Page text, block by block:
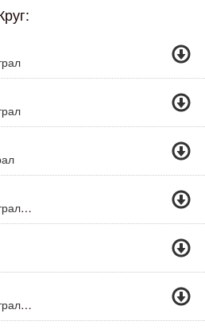
Владимирский Централ Замедленный В 8 Раз, Прикол))
Владимирский Централ (+Дети)